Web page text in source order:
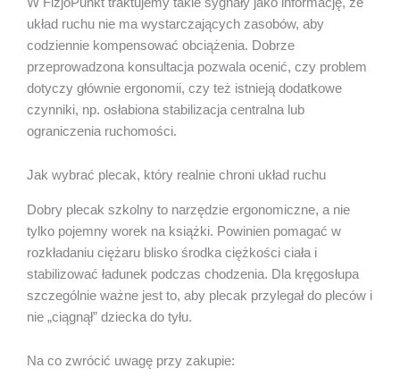
układ ruchu nie ma wystarczających zasobów, aby
codziennie kompensować obciążenia. Dobrze
przeprowadzona konsultacja pozwala ocenić, czy problem
dotyczy głównie ergonomii, czy też istnieją dodatkowe
czynniki, np. osłabiona stabilizacja centralna lub
ograniczenia ruchomości.
Jak wybrać plecak, który realnie chroni układ ruchu
Dobry plecak szkolny to narzędzie ergonomiczne, a nie
tylko pojemny worek na książki. Powinien pomagać w
rozkładaniu ciężaru blisko środka ciężkości ciała i
stabilizować ładunek podczas chodzenia. Dla kręgosłupa
szczególnie ważne jest to, aby plecak przylegał do pleców i
nie „ciągnął” dziecka do tyłu.
Na co zwrócić uwagę przy zakupie: